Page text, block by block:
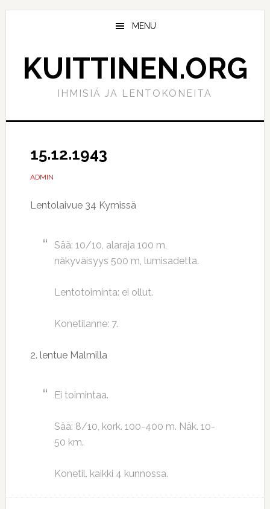
Hyppää
Hyppää
MENU
KUITTINEN.ORG
IHMISIÄ JA LENTOKONEITA
15.12.1943
ADMIN
Lentolaivue 34 Kymissä
Sää: 10/10, alaraja 100 m,
näkyväisyys 500 m, lumisadetta.
Lentotoiminta: ei ollut.
Konetilanne: 7.
2. lentue Malmilla
Ei toimintaa.
Sää: 8/10, kork. 100-400 m. Näk. 10-
50 km.
Konetil. kaikki 4 kunnossa.